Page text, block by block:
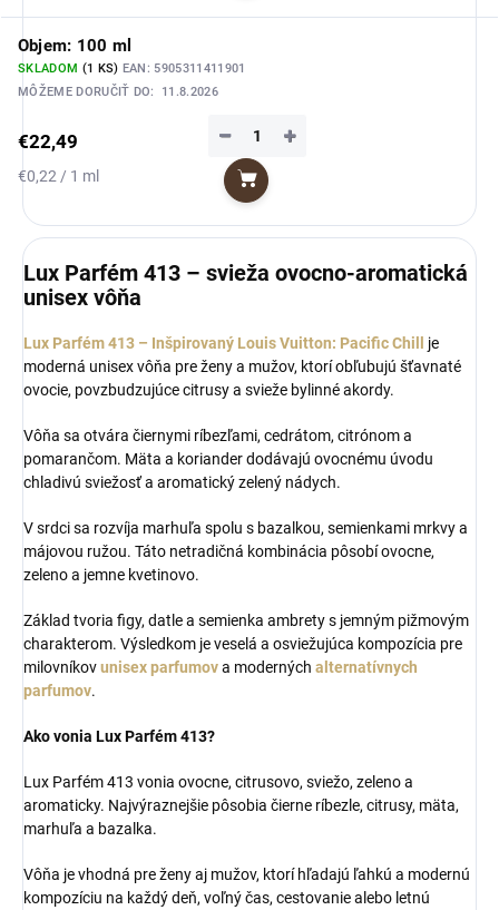
Objem: 100 ml
SKLADOM (1 KS) EAN: 5905311411901
MÔŽEME DORUČIŤ DO:
11.8.2026
€22,49
Jednotková
€0,22 / 1 ml
+
−
Do košíka
Lux Parfém 413 – svieža ovocno-aromatická
unisex vôňa
Lux Parfém 413 – Inšpirovaný Louis Vuitton: Pacific Chill
je
moderná unisex vôňa pre ženy a mužov, ktorí obľubujú šťavnaté
ovocie, povzbudzujúce citrusy a svieže bylinné akordy.
Vôňa sa otvára čiernymi ríbezľami, cedrátom, citrónom a
pomarančom. Mäta a koriander dodávajú ovocnému úvodu
chladivú sviežosť a aromatický zelený nádych.
V srdci sa rozvíja marhuľa spolu s bazalkou, semienkami mrkvy a
májovou ružou. Táto netradičná kombinácia pôsobí ovocne,
zeleno a jemne kvetinovo.
Základ tvoria figy, datle a semienka ambrety s jemným pižmovým
charakterom. Výsledkom je veselá a osviežujúca kompozícia pre
milovníkovunisex parfumova moderných alternatívnych
parfumov.
Ako vonia Lux Parfém 413?
Lux Parfém 413 vonia ovocne, citrusovo, sviežo, zeleno a
aromaticky. Najvýraznejšie pôsobia čierne ríbezle, citrusy, mäta,
marhuľa a bazalka.
Vôňa je vhodná pre ženy aj mužov, ktorí hľadajú ľahkú a modernú
kompozíciu na každý deň, voľný čas, cestovanie alebo letnú